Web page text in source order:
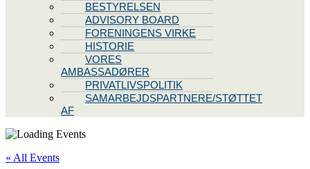
BESTYRELSEN
ADVISORY BOARD
FORENINGENS VIRKE
HISTORIE
VORES
AMBASSADØRER
PRIVATLIVSPOLITIK
SAMARBEJDSPARTNERE/STØTTET
AF
« All Events